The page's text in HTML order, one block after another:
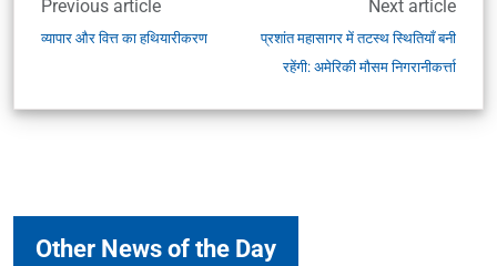
Previous article
व्यापार और वित्त का हथियारीकरण
Next article
प्रशांत महासागर में तटस्थ स्थितियाँ बनी
रहेंगी: अमेरिकी मौसम निगरानीकर्त्ता
Other News of the Day